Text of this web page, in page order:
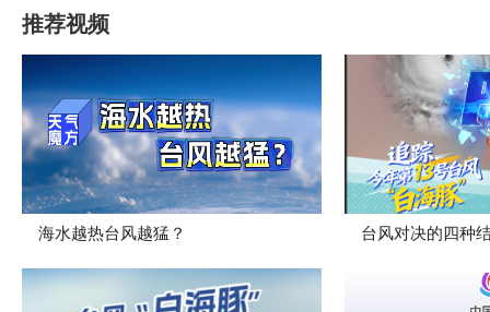
推荐视频
海水越热台风越猛？ 台风对决的四种